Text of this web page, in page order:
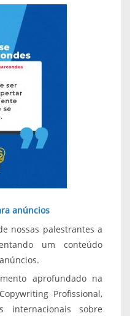
anúncios
nossas palestrantes a
um conteúdo
aprofundado na
Profissional,
sobre